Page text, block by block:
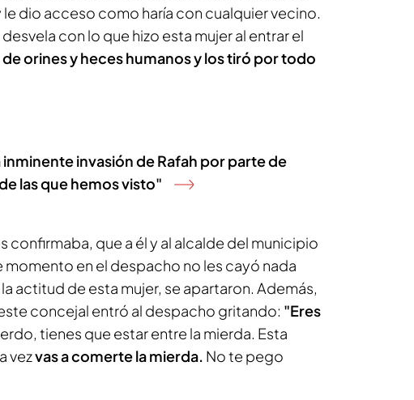
le dio acceso como haría con cualquier vecino.
con lo que hizo esta mujer al entrar el
orines y heces humanos y los tiró por todo
invasión de Rafah por parte de
las que hemos visto"
confirmaba, que a él y al alcalde del municipio
momento en el despacho no les cayó nada
actitud de esta mujer, se apartaron. Además,
concejal entró al despacho gritando: "Eres
tienes que estar entre la mierda. Esta
vezvas a comerte la mierda. No te pego